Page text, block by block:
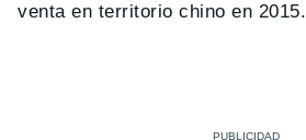
venta en territorio chino en 2015.